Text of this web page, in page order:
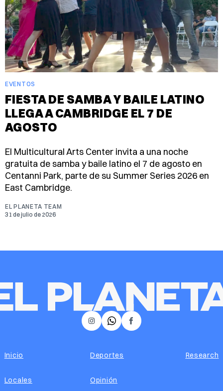
EVENTOS
FIESTA DE SAMBA Y BAILE LATINO
LLEGA A CAMBRIDGE EL 7 DE
AGOSTO
El Multicultural Arts Center invita a una noche
gratuita de samba y baile latino el 7 de agosto en
Centanni Park, parte de su Summer Series 2026 en
East Cambridge.
EL PLANETA TEAM
31 de julio de 2026
𝕏 Facebook
Instagram
Inicio
Locales
Deportes
Opinión
Research